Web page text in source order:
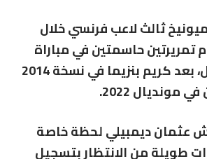
ثالث لاعب فرنسي خلال
تمريرتين حاسمتين في مباراة
واحدة بالمونديال، بعد كريم بنزيما في نسخة 2014
مونديال 2022.
عثمان ديمبيلي لحظة خاصة
طويلة من الانتظار بتسجيل